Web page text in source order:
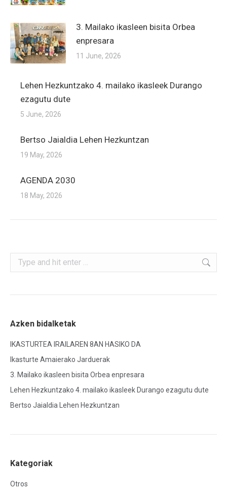
3. Mailako ikasleen bisita Orbea
enpresara
11 June, 2026
Lehen Hezkuntzako 4. mailako ikasleek Durango
ezagutu dute
5 June, 2026
Bertso Jaialdia Lehen Hezkuntzan
19 May, 2026
AGENDA 2030
18 May, 2026
Search:
Azken bidalketak
IKASTURTEA IRAILAREN 8AN HASIKO DA
Ikasturte Amaierako Jarduerak
3. Mailako ikasleen bisita Orbea enpresara
Lehen Hezkuntzako 4. mailako ikasleek Durango ezagutu dute
Bertso Jaialdia Lehen Hezkuntzan
Kategoriak
Otros